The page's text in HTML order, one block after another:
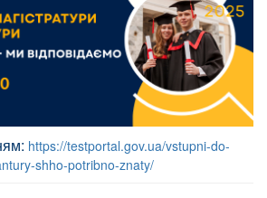
https://testportal.gov.ua/vstupni-do-
shho-potribno-znaty/